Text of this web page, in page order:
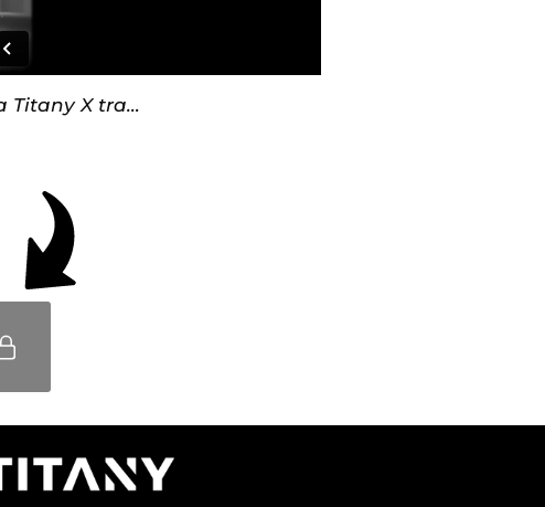
Titany X tra…